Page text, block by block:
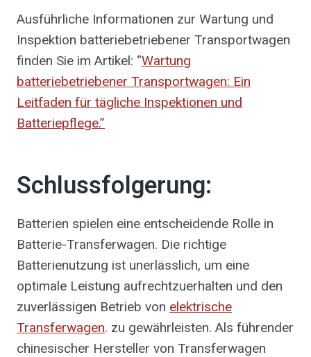
Ausführliche Informationen zur Wartung und
Inspektion batteriebetriebener Transportwagen
finden Sie im Artikel: “Wartung
batteriebetriebener Transportwagen: Ein
Leitfaden für tägliche Inspektionen und
Batteriepflege.”
Schlussfolgerung:
Batterien spielen eine entscheidende Rolle in
Batterie-Transferwagen. Die richtige
Batterienutzung ist unerlässlich, um eine
optimale Leistung aufrechtzuerhalten und den
zuverlässigen Betrieb von elektrische
Transferwagen. zu gewährleisten. Als führender
chinesischer Hersteller von Transferwagen